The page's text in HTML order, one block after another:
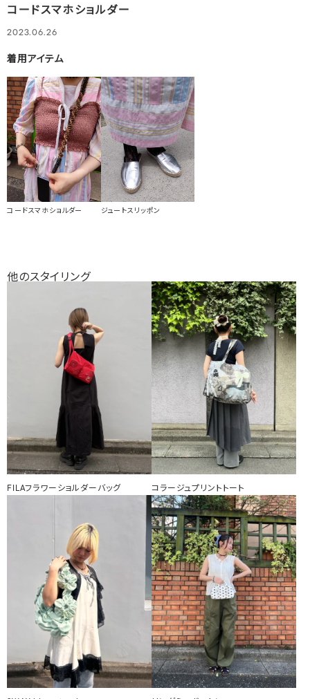
コードスマホショルダー
2023.06.26
着用アイテム
コードスマホショルダー ジュートスリッポン
他のスタイリング
FILAフラワーショルダーバッグ コラージュプリントトート